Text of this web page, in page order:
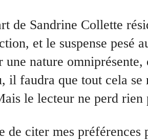
de Sandrine Collette
et le suspense pesé
une nature
il faudra que tout cela
le lecteur ne perd rien
citer mes préférences